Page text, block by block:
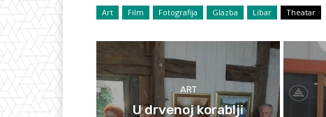
Art Film Fotografija Glazba Libar Theatar
ART
U drvenoj korablji